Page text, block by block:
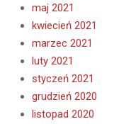
maj 2021
kwiecień 2021
marzec 2021
luty 2021
styczeń 2021
grudzień 2020
listopad 2020